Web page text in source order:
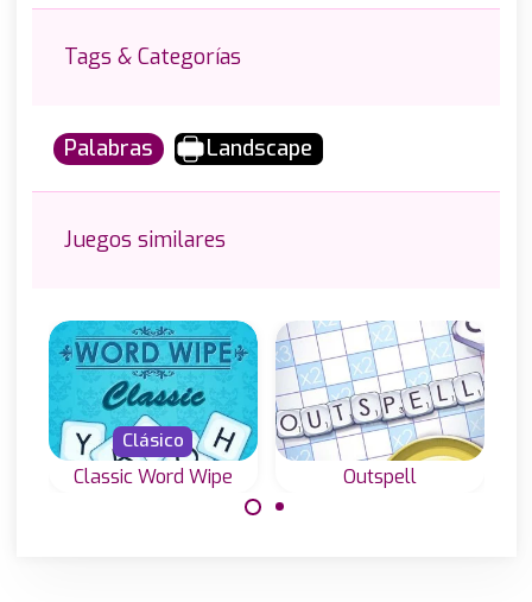
Tags & Categorías
Palabras Landscape
Juegos similares
Classic Word Wipe
Clásico
Outspell